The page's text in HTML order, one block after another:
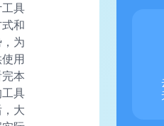
具
和
为
用
本
具
大